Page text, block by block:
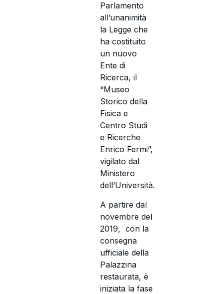
Parlamento
all’unanimità
la Legge che
ha costituito
un nuovo
Ente di
Ricerca, il
“Museo
Storico della
Fisica e
Centro Studi
e Ricerche
Enrico Fermi”,
vigilato dal
Ministero
dell’Università.
A partire dal
novembre del
2019, con la
consegna
ufficiale della
Palazzina
restaurata, è
iniziata la fase